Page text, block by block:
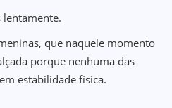
que naquele momento
porque nenhuma das
estabilidade física.